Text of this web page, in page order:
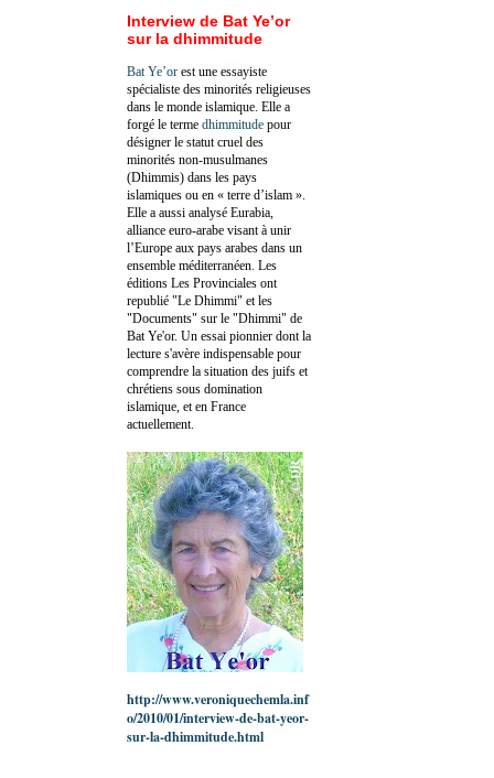
Interview de Bat Ye’or
sur la dhimmitude
Bat Ye’or est une essayiste
spécialiste des minorités religieuses
dans le monde islamique. Elle a
forgé le terme dhimmitude pour
désigner le statut cruel des
minorités non-musulmanes
(Dhimmis) dans les pays
islamiques ou en « terre d’islam ».
Elle a aussi analysé Eurabia,
alliance euro-arabe visant à unir
l’Europe aux pays arabes dans un
ensemble méditerranéen. Les
éditions Les Provinciales ont
republié "Le Dhimmi" et les
"Documents" sur le "Dhimmi" de
Bat Ye'or. Un essai pionnier dont la
lecture s'avère indispensable pour
comprendre la situation des juifs et
chrétiens sous domination
islamique, et en France
actuellement.
http://www.veroniquechemla.inf
o/2010/01/interview-de-bat-yeor-
sur-la-dhimmitude.html